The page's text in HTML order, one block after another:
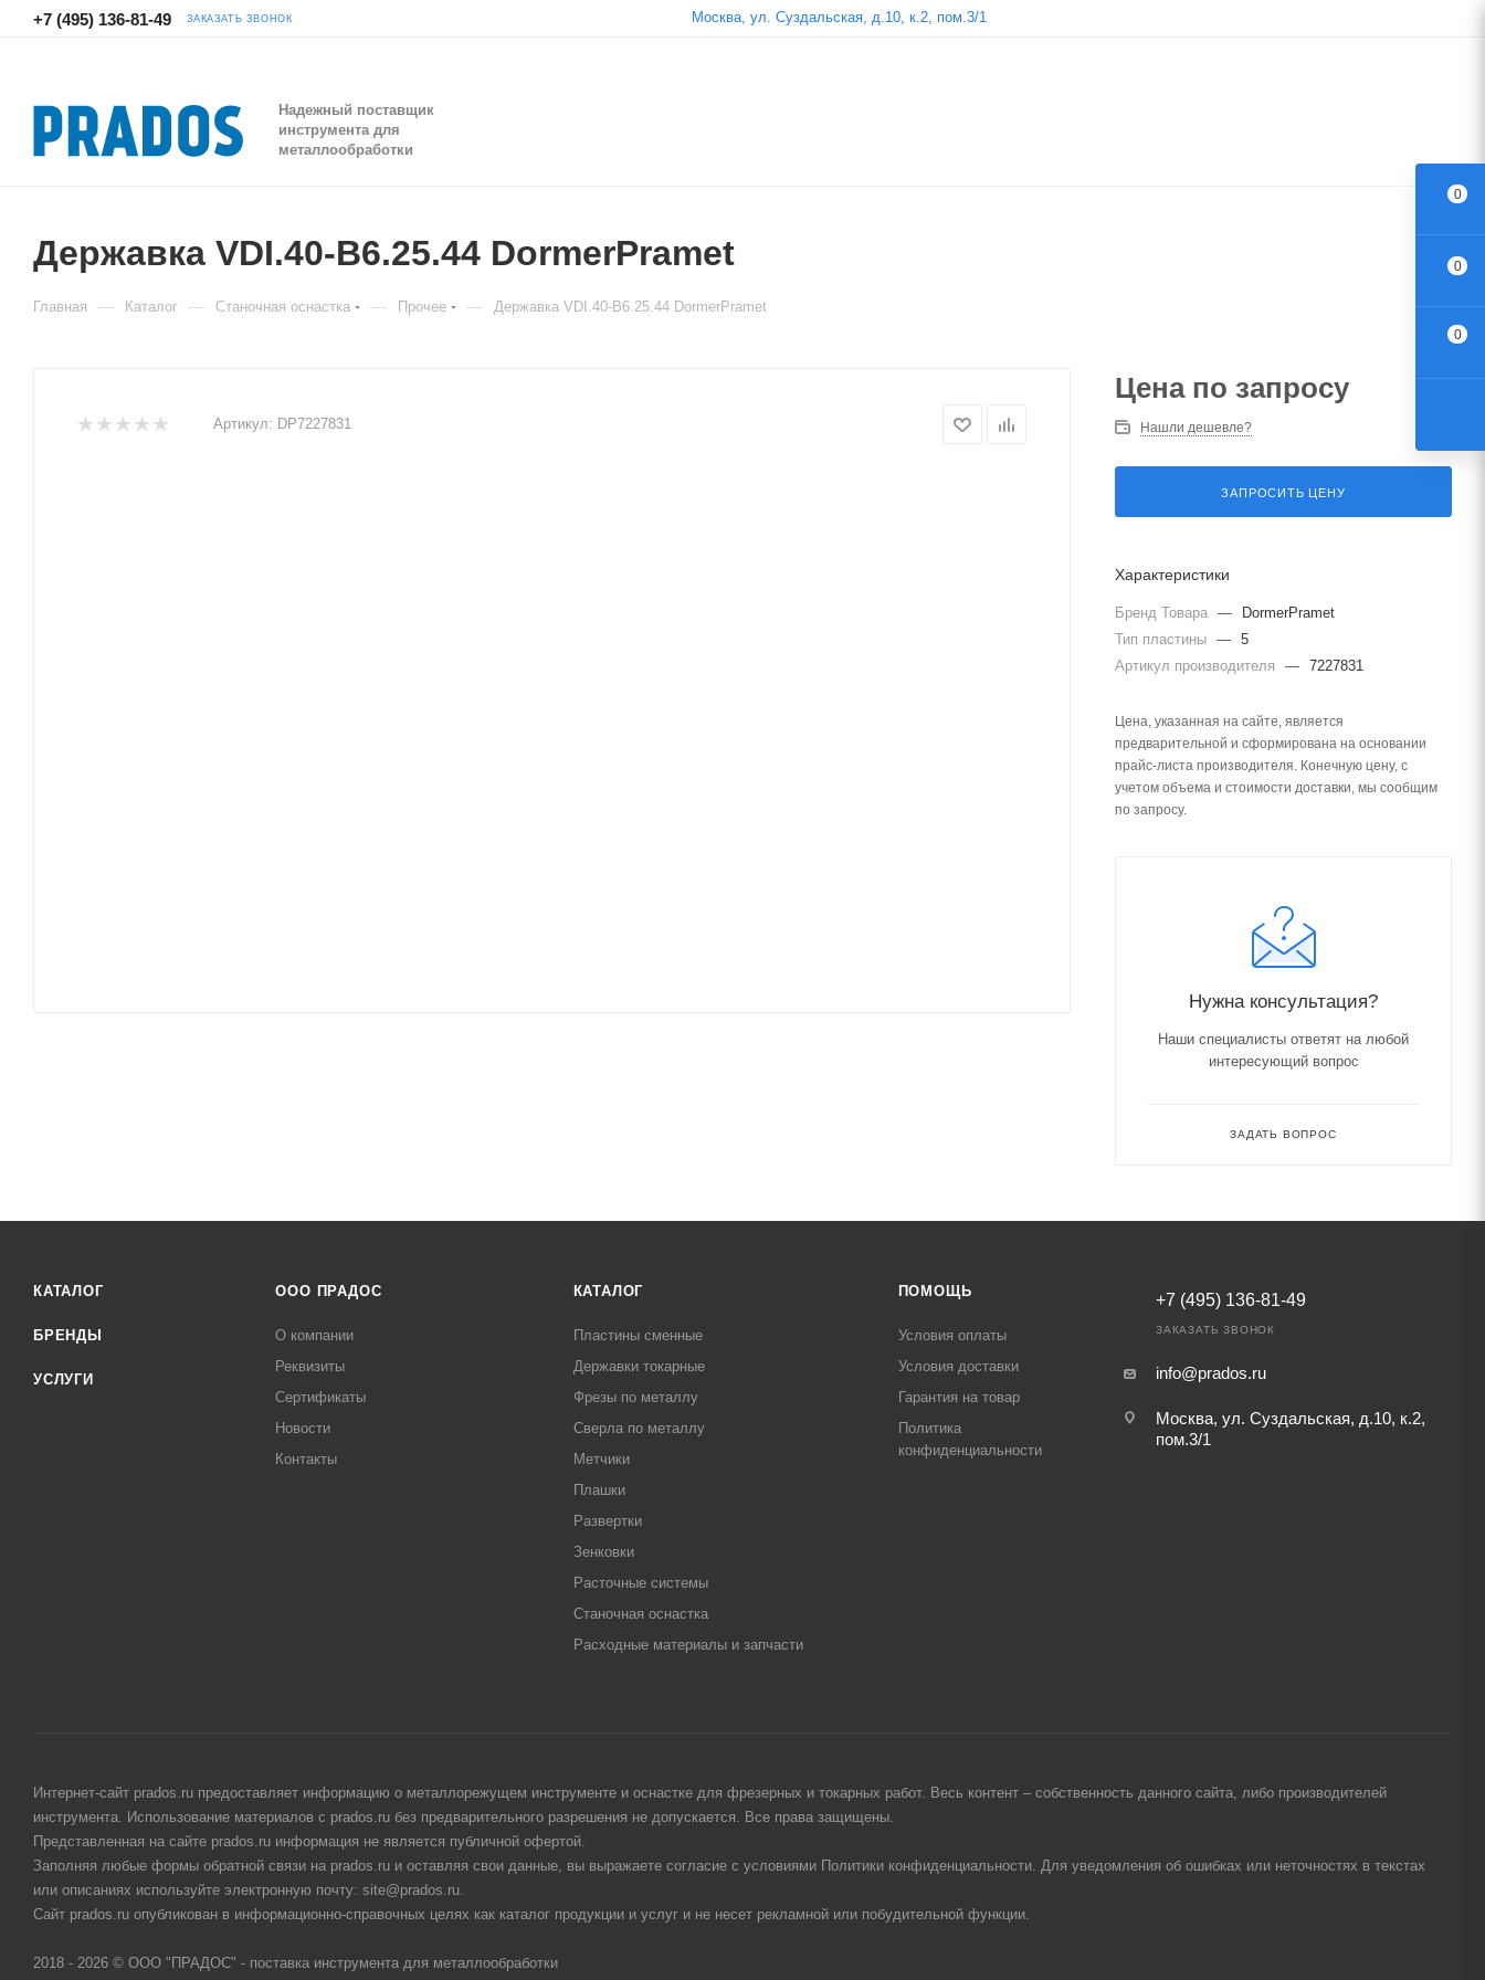
+7 (495) 136-81-49 ЗАКАЗАТЬ ЗВОНОК Москва, ул. Суздальская, д.10, к.2, пом.3/1
Надежный поставщик
инструмента для
металлообработки
Державка VDI.40-B6.25.44 DormerPramet
Главная — Каталог — Станочная оснастка — Прочее — Державка VDI.40-B6.25.44 DormerPramet
Артикул: DP7227831
Цена по запросу
Нашли дешевле?
ЗАПРОСИТЬ ЦЕНУ
Характеристики
Бренд Товара —
DormerPramet
Тип пластины — 5
Артикул производителя
— 7227831
Цена, указанная на сайте, является
предварительной и сформирована на основании
прайс-листа производителя. Конечную цену, с
учетом объема и стоимости доставки, мы сообщим
по запросу.
Нужна консультация?
Наши специалисты ответят на любой
интересующий вопрос
ЗАДАТЬ ВОПРОС
КАТАЛОГ
БРЕНДЫ
УСЛУГИ
ООО ПРАДОС
О компании
Реквизиты
Сертификаты
Новости
Контакты
КАТАЛОГ
Пластины сменные
Державки токарные
Фрезы по металлу
Сверла по металлу
Метчики
Плашки
Развертки
Зенковки
Расточные системы
Станочная оснастка
Расходные материалы и запчасти
ПОМОЩЬ
Условия оплаты
Условия доставки
Гарантия на товар
Политика
конфиденциальности
+7 (495) 136-81-49
ЗАКАЗАТЬ ЗВОНОК
info@prados.ru
Москва, ул. Суздальская, д.10, к.2,
пом.3/1
Интернет-сайт prados.ru предоставляет информацию о металлорежущем инструменте и оснастке для фрезерных и токарных работ. Весь контент – собственность данного сайта, либо производителей
инструмента. Использование материалов с prados.ru без предварительного разрешения не допускается. Все права защищены.
Представленная на сайте prados.ru информация не является публичной офертой.
Заполняя любые формы обратной связи на prados.ru и оставляя свои данные, вы выражаете согласие с условиями Политики конфиденциальности. Для уведомления об ошибках или неточностях в текстах
или описаниях используйте электронную почту: site@prados.ru.
Сайт prados.ru опубликован в информационно-справочных целях как каталог продукции и услуг и не несет рекламной или побудительной функции.
2018 - 2026 © ООО "ПРАДОС" - поставка инструмента для металлообработки
0
0
0